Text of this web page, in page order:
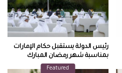
رئيس الدولة يستقبل حكام الإمارات
بمناسبة شهر رمضان المبارك
Featured